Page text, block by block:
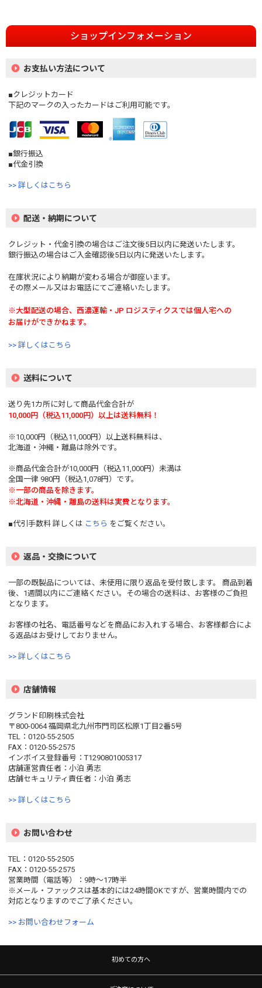
ショップインフォメーション
お支払い方法について
■クレジットカード
下記のマークの入ったカードはご利用可能です。
■銀行振込
■代金引換
>> 詳しくはこちら
配送・納期について
クレジット・代金引換の場合はご注文後5日以内に発送いたします。
銀行振込の場合はご入金確認後5日以内に発送いたします。
在庫状況により納期が変わる場合が御座います。
その際メール又はお電話にてご連絡いたします。
※大型配送の場合、西濃運輸・JP ロジスティクスでは個人宅への
お届けができかねます。
>> 詳しくはこちら
送料について
送り先1カ所に対して商品代金合計が
10,000円（税込11,000円）以上は送料無料！
※10,000円（税込11,000円）以上送料無料は、
北海道・沖縄・離島は除外です。
※商品代金合計が10,000円（税込11,000円）未満は
全国一律 980円（税込1,078円）です。
※一部の商品を除きます。
※北海道・沖縄・離島の送料は実費となります。
■代引手数料 詳しくは こちら をご覧ください。
返品・交換について
一部の既製品については、未使用に限り返品を受付致します。 商品到着
後、1週間以内にご連絡ください。その場合の送料は、お客様のご負担
となります。
お客様の社名、電話番号などを商品にお入れする場合、お客様都合によ
る返品はお受けしておりません。
>> 詳しくはこちら
店舗情報
グランド印刷株式会社
〒800-0064 福岡県北九州市門司区松原1丁目2番5号
TEL：0120-55-2505
FAX：0120-55-2575
インボイス登録番号：T1290801005317
店舗運営責任者：小泊 勇志
店舗セキュリティ責任者：小泊 勇志
>> 詳しくはこちら
お問い合わせ
TEL：0120-55-2505
FAX：0120-55-2575
営業時間（電話等）：9時〜17時半
※メール・ファックスは基本的には24時間OKですが、営業時間内での
対応となりますのでご了承ください。
>> お問い合わせフォーム
初めての方へ